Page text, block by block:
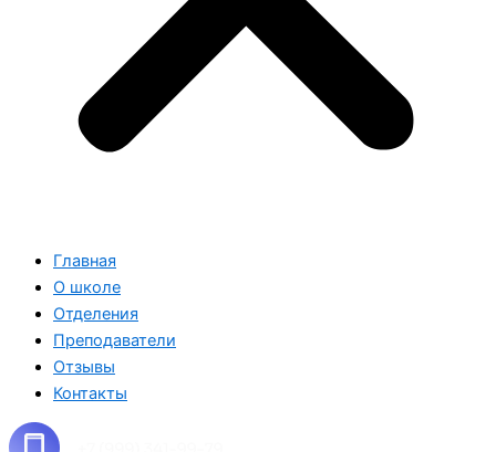
Главная
О школе
Отделения
Преподаватели
Отзывы
Контакты